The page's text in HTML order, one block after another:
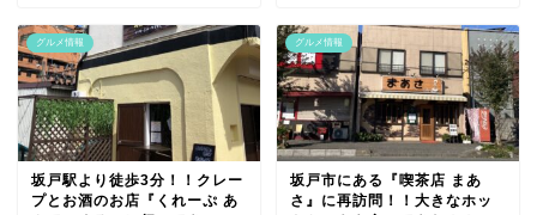
グルメ情報
坂戸駅より徒歩3分！！クレー
プとお酒のお店『くれーぷ あ
グルメ情報
坂戸市にある『喫茶店 まあ
さ』に再訪問！！大きなホッ